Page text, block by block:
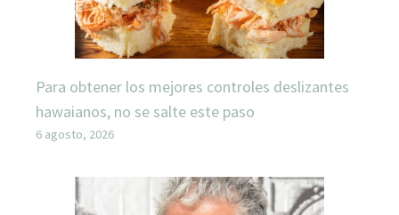
Para obtener los mejores controles deslizantes
hawaianos, no se salte este paso
6 agosto, 2026